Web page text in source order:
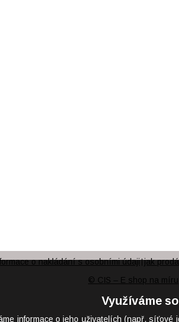
o nakládání s osobními údaji|jak
© CIS – E shop na míru
Využíváme
informace o jeho uživatelích (např.